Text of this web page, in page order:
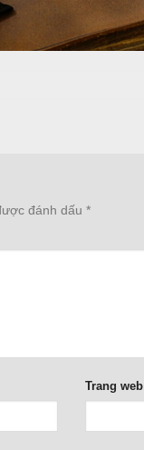
đánh dấu *
Trang web